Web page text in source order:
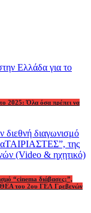
2025: Όλα όσα πρέπει να
“cinema διάβασες;”,
του 2ου ΓΕΛ Γρεβενών